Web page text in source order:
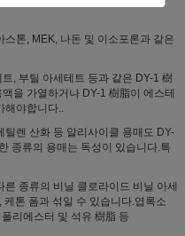
톤, MEK, 나돈 및 이소포론과 같은
, 부틸 아세테트 등과 같은 DY-1 樹
을 가열하거나 DY-1 樹脂이 에스테
해야합니다..
렌 산화 등 알리사이클 용매도 DY-
종류의 용매는 독성이 있습니다.특
종류의 비닐 클로라이드 비닐 아세
톤 폼과 섞일 수 있습니다.엽록소
리에스터 및 석유 樹脂 등